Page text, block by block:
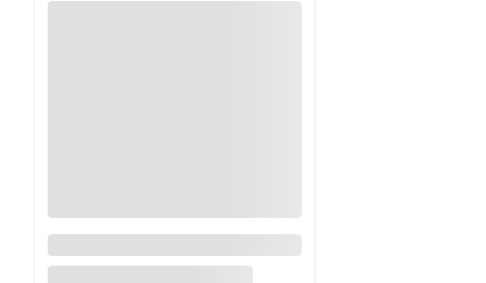
Materac piankowy Bresso 80 x
200 cm